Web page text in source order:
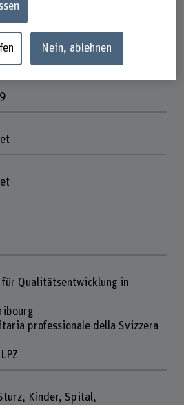
Qualitätsentwicklung in
professionale della Svizzera
Kinder, Spital,
Nein, ablehnen